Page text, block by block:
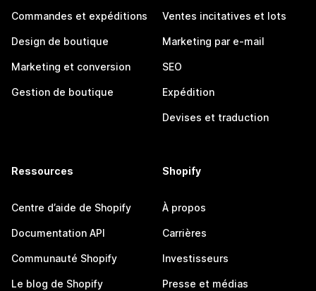
Commandes et expéditions
Design de boutique
Marketing et conversion
Gestion de boutique
Ventes incitatives et lots
Marketing par e-mail
SEO
Expédition
Devises et traduction
Ressources
Centre d’aide de Shopify
Documentation API
Communauté Shopify
Le blog de Shopify
Shopify
À propos
Carrières
Investisseurs
Presse et médias